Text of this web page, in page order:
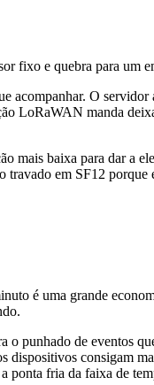
fixo e quebra para um
acompanhar. O
LoRaWAN manda
mais baixa para dar a
em SF12 porque
é uma grande
o punhado de eventos
dispositivos consigam
ponta fria da faixa de